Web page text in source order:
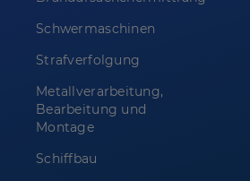
Schwermaschinen
Strafverfolgung
Metallverarbeitung,
Bearbeitung und
Montage
Schiffbau